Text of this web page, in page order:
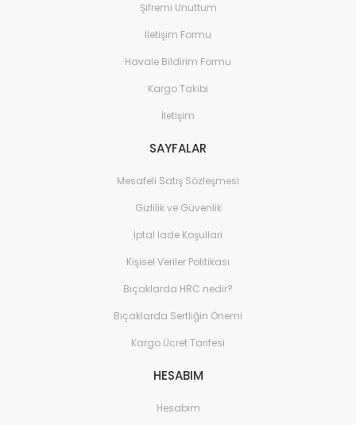
Şifremi Unuttum
İletişim Formu
Havale Bildirim Formu
Kargo Takibi
İletişim
SAYFALAR
Mesafeli Satış Sözleşmesi
Gizlilik ve Güvenlik
İptal İade Koşullari
Kişisel Veriler Politikası
Bıçaklarda HRC nedir?
Bıçaklarda Sertliğin Önemi
Kargo Ücret Tarifesi
HESABIM
Hesabım